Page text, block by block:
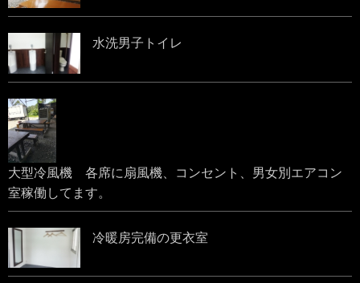
水洗男子トイレ
大型冷風機 各席に扇風機、コンセント、男女別エアコン
室稼働してます。
冷暖房完備の更衣室